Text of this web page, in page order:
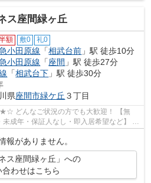
ス座間緑ヶ丘
額 敷0 礼0
小田原線 「相武台前 」駅 徒歩10分
小田原線 「座間 」駅 徒歩27分
「相武台下 」駅 徒歩30分
県座間市緑ケ丘 ３丁目
どんなご状況の方でも大歓迎！ 【無
成年・保証人なし・即入居希望など】 ネ
します‼ ...
報がありません。
ス座間緑ヶ丘」への
合わせはこちら